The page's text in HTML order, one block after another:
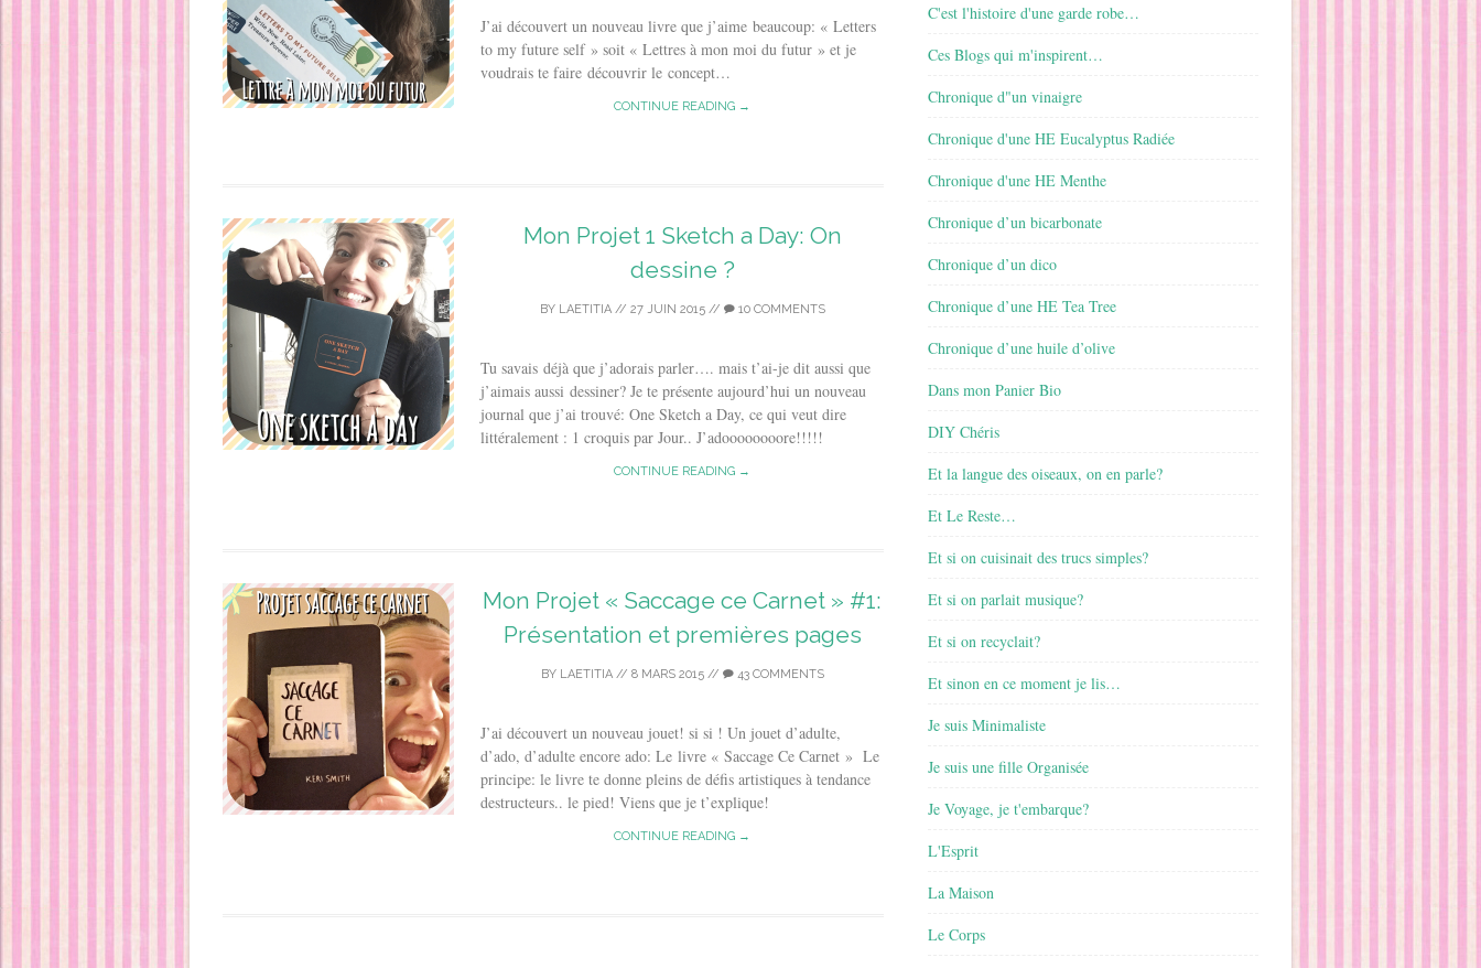
J’ai découvert un nouveau livre que j’aime beaucoup: « Letters
to my future self » soit « Lettres à mon moi du futur » et je
voudrais te faire découvrir le concept…
CONTINUE READING →
Mon Projet 1 Sketch a Day: On
dessine ?
BY LAETITIA// 27 JUIN 2015// 10 COMMENTS
Tu savais déjà que j’adorais parler…. mais t’ai-je dit aussi que
j’aimais aussi dessiner? Je te présente aujourd’hui un nouveau
journal que j’ai trouvé: One Sketch a Day, ce qui veut dire
littéralement : 1 croquis par Jour.. J’adoooooooore!!!!!
CONTINUE READING →
Mon Projet « Saccage ce Carnet » #1:
Présentation et premières pages
BY LAETITIA// 8 MARS 2015// 43 COMMENTS
J’ai découvert un nouveau jouet! si si ! Un jouet d’adulte,
d’ado, d’adulte encore ado: Le livre « Saccage Ce Carnet » Le
principe: le livre te donne pleins de défis artistiques à tendance
destructeurs.. le pied! Viens que je t’explique!
CONTINUE READING →
C'est l'histoire d'une garde robe…
Ces Blogs qui m'inspirent…
Chronique d"un vinaigre
Chronique d'une HE Eucalyptus Radiée
Chronique d'une HE Menthe
Chronique d’un bicarbonate
Chronique d’un dico
Chronique d’une HE Tea Tree
Chronique d’une huile d’olive
Dans mon Panier Bio
DIY Chéris
Et la langue des oiseaux, on en parle?
Et Le Reste…
Et si on cuisinait des trucs simples?
Et si on parlait musique?
Et si on recyclait?
Et sinon en ce moment je lis…
Je suis Minimaliste
Je suis une fille Organisée
Je Voyage, je t'embarque?
L'Esprit
La Maison
Le Corps